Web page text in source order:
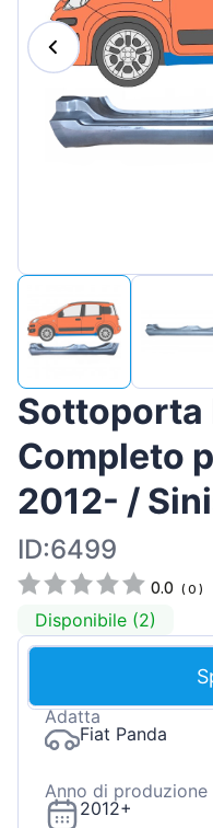
Sottoporta
Completo
2012- /
ID:6499
0.0 (0 )
Disponibile (2)
Adatta
Fiat Panda
Anno di produzione
2012+